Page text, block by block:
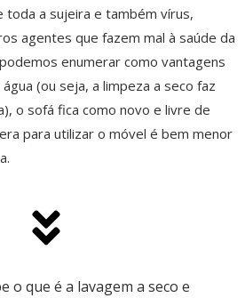
toda a sujeira e também vírus,
agentes que fazem mal à saúde da
enumerar como vantagens
(ou seja, a limpeza a seco faz
o sofá fica como novo e livre de
para utilizar o móvel é bem menor
o que é a lavagem a seco e